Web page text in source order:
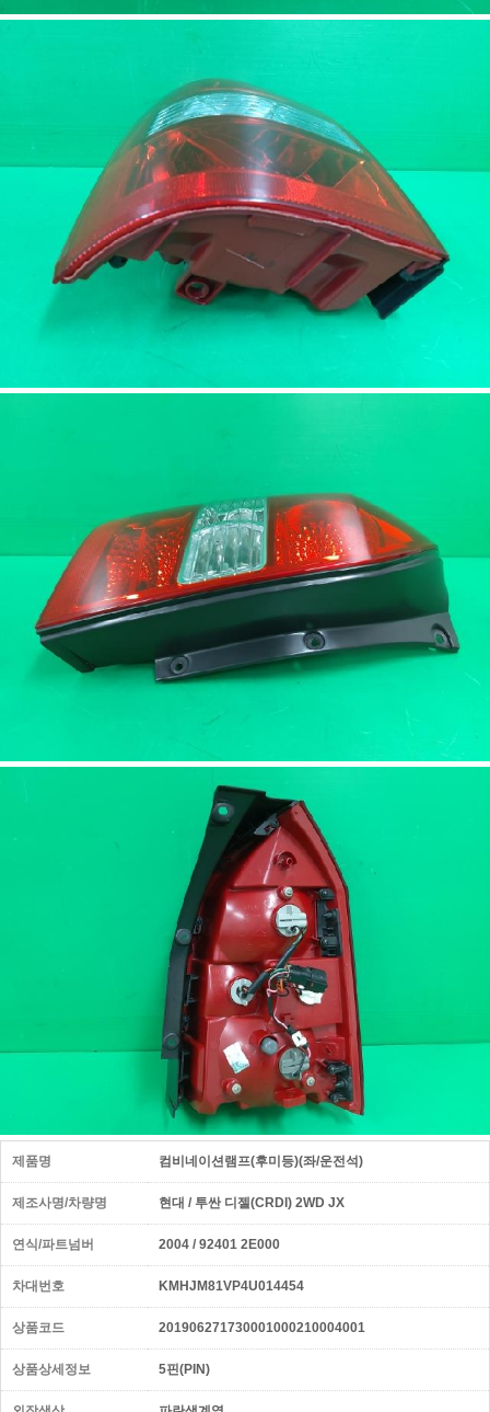
제품명 컴비네이션램프(후미등)(좌/운전석)
제조사명/차량명 현대 / 투싼 디젤(CRDI) 2WD JX
연식/파트넘버 2004 / 92401 2E000
차대번호 KMHJM81VP4U014454
상품코드 201906271730001000210004001
상품상세정보 5핀(PIN)